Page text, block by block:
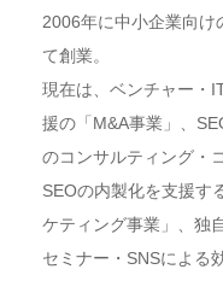
2006年に中小企業向け
て創業。
現在は、ベンチャー・
援の「M&A事業」、
のコンサルティング・
SEOの内製化を支援す
ケティング事業」、独
セミナー・SNSによる